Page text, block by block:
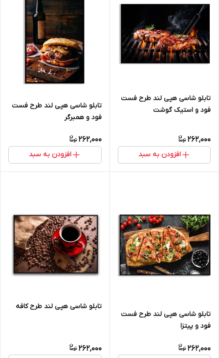
تابلو شاسی هپی لند طرح فست
فود و استیک گوشت
262,000
افزودن به سبد
تابلو شاسی هپی لند طرح فست
فود و همبرگر
262,000
افزودن به سبد
تابلو شاسی هپی لند طرح فست
فود و پیتزا
262,000
تابلو شاسی هپی لند طرح کافه
262,000